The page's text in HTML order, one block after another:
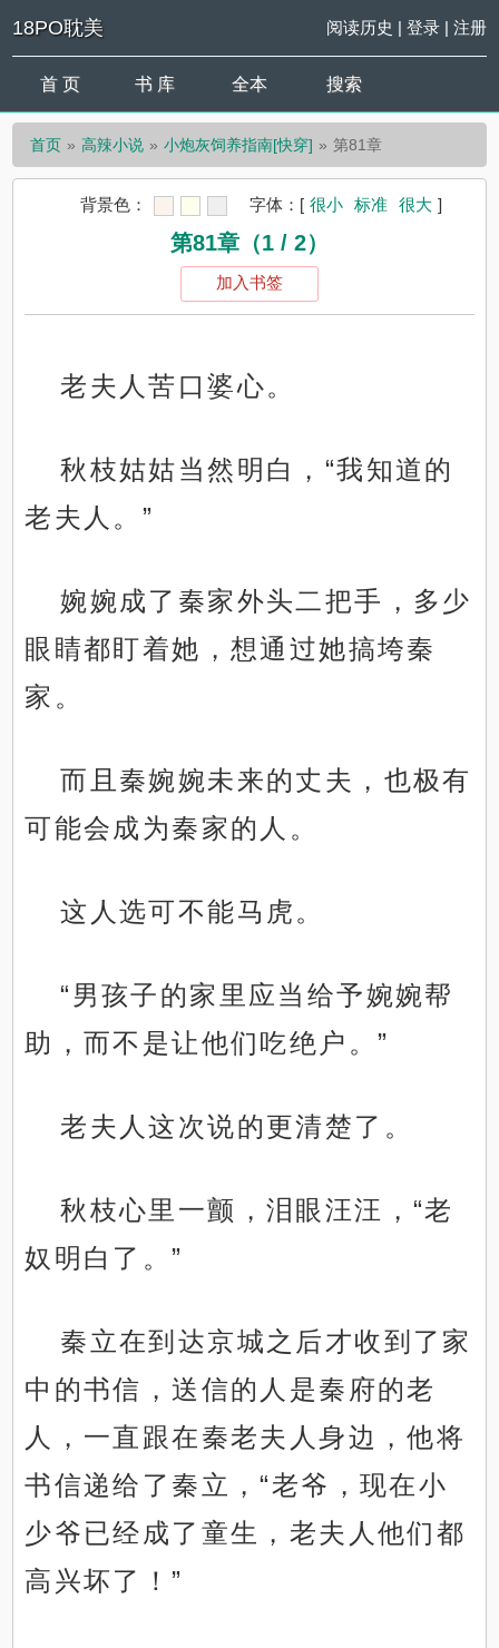
18PO耽美 阅读历史 | 登录| 注册
首 页 书 库 全本 搜索
首页 高辣小说 小炮灰饲养指南[快穿] 第81章
背景色： 字体： [ 很小 标准 很大 ]
第81章（1 / 2）
加入书签
老夫人苦口婆心。
秋枝姑姑当然明白，“我知道的
老夫人。”
婉婉成了秦家外头二把手，多少
眼睛都盯着她，想通过她搞垮秦
家。
而且秦婉婉未来的丈夫，也极有
可能会成为秦家的人。
这人选可不能马虎。
“男孩子的家里应当给予婉婉帮
助，而不是让他们吃绝户。”
老夫人这次说的更清楚了。
秋枝心里一颤，泪眼汪汪，“老
奴明白了。”
秦立在到达京城之后才收到了家
中的书信，送信的人是秦府的老
人，一直跟在秦老夫人身边，他将
书信递给了秦立，“老爷，现在小
少爷已经成了童生，老夫人他们都
高兴坏了！”